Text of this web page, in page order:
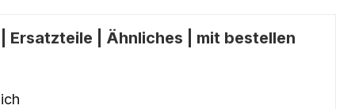
Ersatzteile | Ähnliches | mit bestellen